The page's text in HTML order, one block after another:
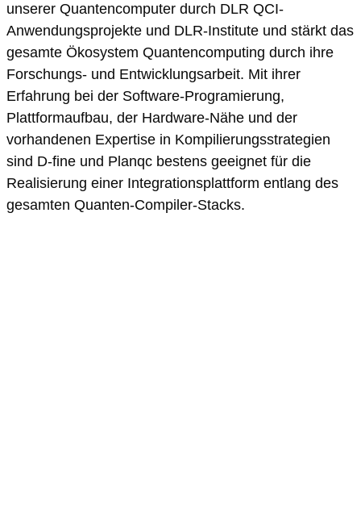
unserer Quantencomputer durch DLR QCI-
Anwendungsprojekte und DLR-Institute und stärkt das
gesamte Ökosystem Quantencomputing durch ihre
Forschungs- und Entwicklungsarbeit. Mit ihrer
Erfahrung bei der Software-Programierung,
Plattformaufbau, der Hardware-Nähe und der
vorhandenen Expertise in Kompilierungsstrategien
sind D-fine und Planqc bestens geeignet für die
Realisierung einer Integrationsplattform entlang des
gesamten Quanten-Compiler-Stacks.